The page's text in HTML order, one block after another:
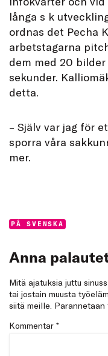
långa s k
ordnas det Pecha
arbetstagarna
dem med 20
sekunder.
detta.
– Själv var jag för
sporra våra
mer.
Categories:
PÅ SVENSKA
Anna
Mitä ajatuksia juttu
tai jostain muusta
siitä meille.
Kommentar *